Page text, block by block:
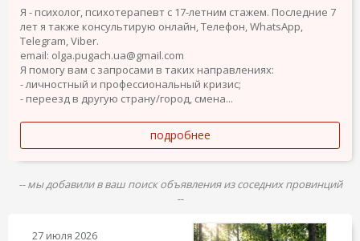
Я - психолог, психотерапевт с 17-летним стажем. Последние 7
лет я также консультирую онлайн, Телефон, WhatsApp,
Telegram, Viber.
email: olga.pugach.ua@gmail.com
Я помогу вам с запросами в таких направлениях:
- личностный и профессиональный кризис;
- переезд в другую страну/город, смена...
подробнее
-- мы добавили в ваш поиск объявления из соседних провинций
--
27 июля 2026